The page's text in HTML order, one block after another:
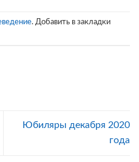
. Добавить в закладки
Юбиляры декабря 2020
года